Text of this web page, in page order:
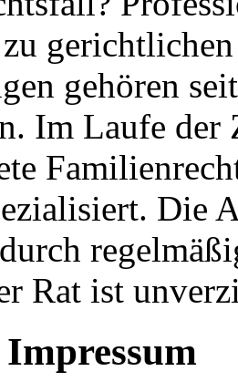
gehören
Im Laufe der
Die
Rat ist